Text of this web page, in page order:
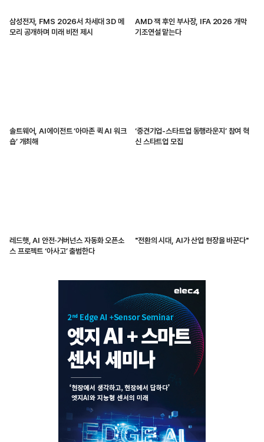
삼성전자, FMS 2026서 차세대 3D 메
모리 공개하며 미래 비전 제시
AMD 잭 후인 부사장, IFA 2026 개막
기조연설 맡는다
솔트웨어, AI에이전트 ‘아마존 퀵 AI 워크
숍’ 개최해
‘중견기업-스타트업 동행라운지’ 참여 혁
신 스타트업 모집
레드햇, AI 안전·거버넌스 자동화 오픈소
스 프로젝트 ‘아사고’ 출범한다
"전환의 시대, AI가 산업 현장을 바꾼다"